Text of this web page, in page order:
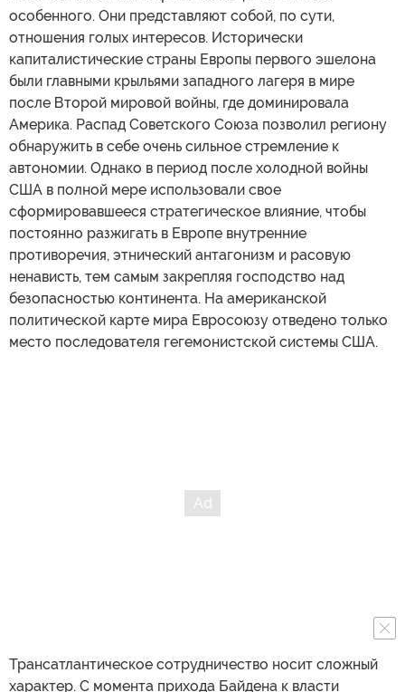
особенного. Они представляют собой, по сути,
отношения голых интересов. Исторически
капиталистические страны Европы первого эшелона
были главными крыльями западного лагеря в мире
после Второй мировой войны, где доминировала
Америка. Распад Советского Союза позволил региону
обнаружить в себе очень сильное стремление к
автономии. Однако в период после холодной войны
США в полной мере использовали свое
сформировавшееся стратегическое влияние, чтобы
постоянно разжигать в Европе внутренние
противоречия, этнический антагонизм и расовую
ненависть, тем самым закрепляя господство над
безопасностью континента. На американской
политической карте мира Евросоюзу отведено только
место последователя гегемонистской системы США.
Трансатлантическое сотрудничество носит сложный
характер. С момента прихода Байдена к власти